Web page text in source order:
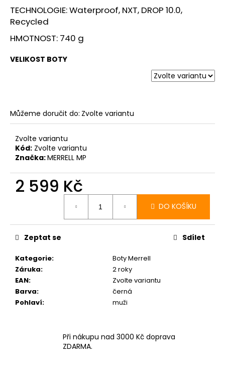
TECHNOLOGIE: Waterproof, NXT, DROP 10.0,
Recycled
HMOTNOST: 740 g
VELIKOST BOTY
Můžeme doručit do: Zvolte variantu
Zvolte variantu
Kód: Zvolte variantu
Značka:MERRELL MP
2 599 Kč
DO KOŠÍKU
Kategorie:
Boty Merrell
Záruka:
2 roky
EAN:
Zvolte variantu
Barva:
černá
Pohlaví: muži
Zeptat se Sdílet
Při nákupu nad 3000 Kč doprava
ZDARMA.